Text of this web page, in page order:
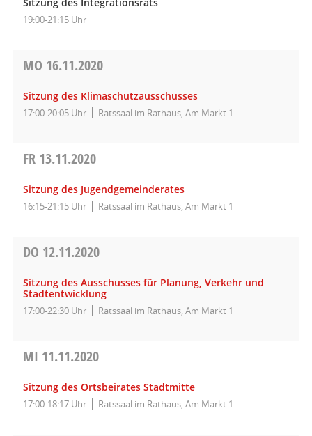
19:00-21:15 Uhr
MO 16.11.2020
Sitzung des Klimaschutzausschusses
17:00-20:05 Uhr Ratssaal im Rathaus, Am Markt 1
FR 13.11.2020
Sitzung des Jugendgemeinderates
16:15-21:15 Uhr Ratssaal im Rathaus, Am Markt 1
DO 12.11.2020
Sitzung des Ausschusses für Planung, Verkehr und
Stadtentwicklung
17:00-22:30 Uhr Ratssaal im Rathaus, Am Markt 1
MI 11.11.2020
Sitzung des Ortsbeirates Stadtmitte
17:00-18:17 Uhr Ratssaal im Rathaus, Am Markt 1